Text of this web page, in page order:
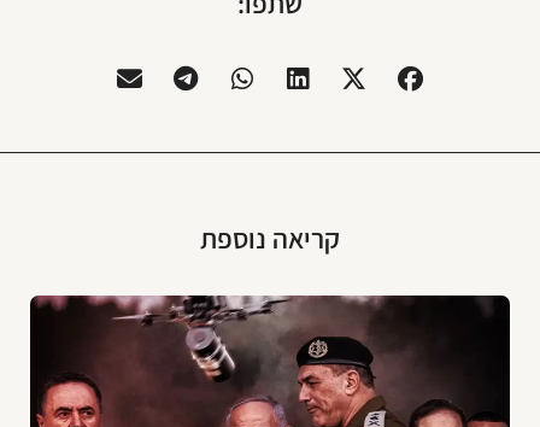
קריאה נוספת